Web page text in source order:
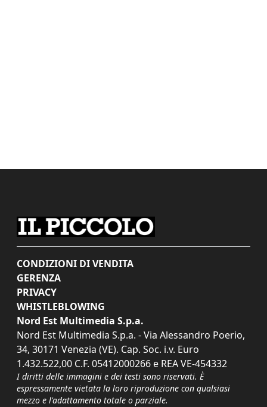
CONDIZIONI DI VENDITA
GERENZA
PRIVACY
WHISTLEBLOWING
Nord Est Multimedia S.p.a.
Nord Est Multimedia S.p.a. - Via Alessandro Poerio,
34, 30171 Venezia (VE). Cap. Soc. i.v. Euro
1.432.522,00 C.F. 05412000266 e REA VE-454332
I diritti delle immagini e dei testi sono riservati. È
espressamente vietata la loro riproduzione con qualsiasi
mezzo e l'adattamento totale o parziale.